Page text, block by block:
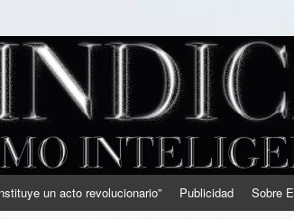
un acto revolucionario” Publicidad Sobre